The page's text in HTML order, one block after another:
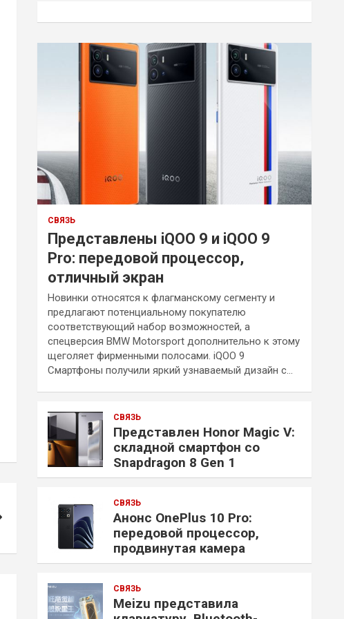
СВЯЗЬ
Представлены iQOO 9 и iQOO 9
Pro: передовой процессор,
отличный экран
Новинки относятся к флагманскому сегменту и
предлагают потенциальному покупателю
соответствующий набор возможностей, а
спецверсия BMW Motorsport дополнительно к этому
щеголяет фирменными полосами. iQOO 9
Смартфоны получили яркий узнаваемый дизайн с…
СВЯЗЬ
Представлен Honor Magic V:
складной смартфон со
Snapdragon 8 Gen 1
СВЯЗЬ
Анонс OnePlus 10 Pro:
передовой процессор,
продвинутая камера
СВЯЗЬ
Meizu представила